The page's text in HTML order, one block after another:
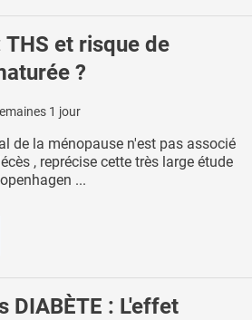
THS et risque de
?
1 jour
de la ménopause n'est pas associé
, reprécise cette très large étude
...
DIABÈTE : L'effet